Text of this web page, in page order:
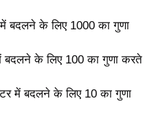
में बदलने के लिए 1000 का गुणा
बदलने के लिए 100 का गुणा करते
में बदलने के लिए 10 का गुणा